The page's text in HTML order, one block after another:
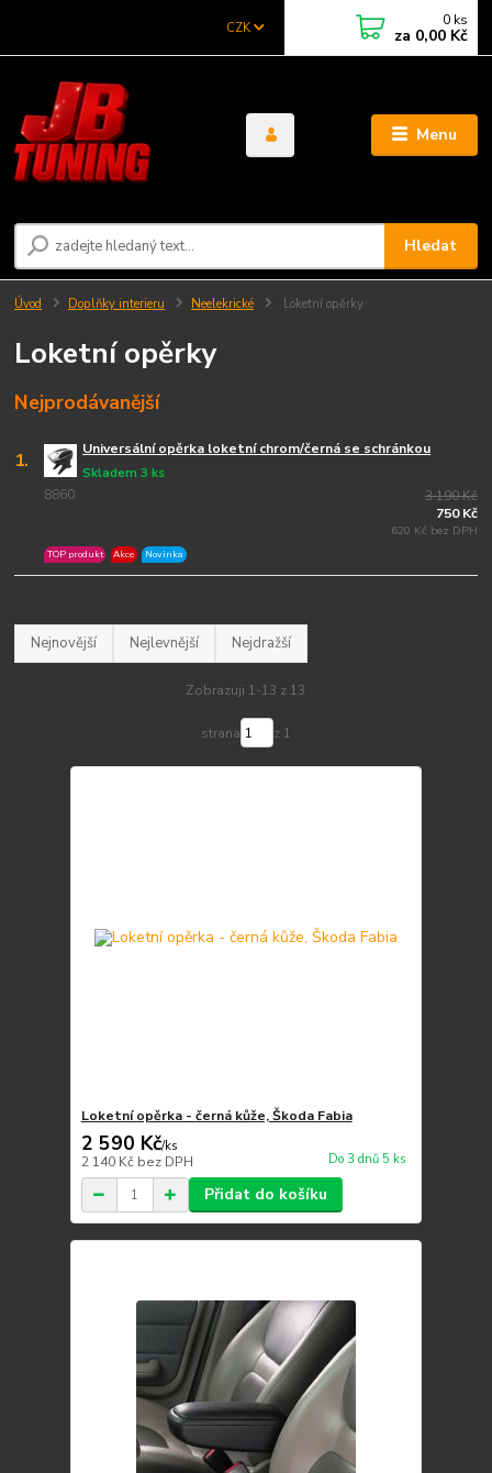
Menu
CZK
Hledat
0 ks
za 0,00 Kč
Úvod Doplňky interieru Neelekrické Loketní opěrky
Loketní opěrky
Nejprodávanější
1. Universální opěrka loketní chrom/černá se schránkou
8860
Skladem 3 ks
TOP produkt Akce Novinka
3 190 Kč
750 Kč
620 Kč bez DPH
Nejnovější Nejlevnější Nejdražší
Zobrazuji 1-13 z 13
strana z 1
Loketní opěrka - černá kůže, Škoda Fabia
2 590 Kč/ks
2 140 Kč bez DPH Do 3 dnů 5 ks
Přidat do košíku